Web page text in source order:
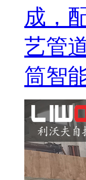
成，
艺管
筒智